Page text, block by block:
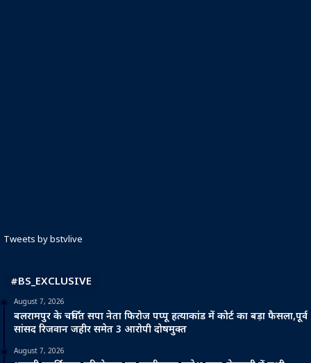
Tweets by bstvlive
#BS_EXCLUSIVE
August 7, 2026
बलरामपुर के चर्चित सपा नेता फिरोज पप्पू हत्याकांड में कोर्ट का बड़ा फैसला,पूर्व
सांसद रिजवान जहीर समेत 3 आरोपी दोषमुक्त
August 7, 2026